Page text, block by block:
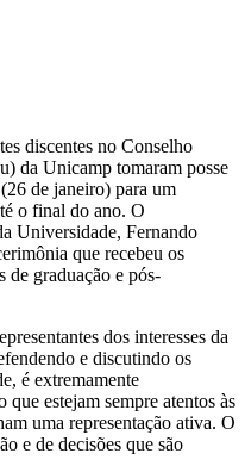
discentes no Conselho
da Unicamp tomaram posse
de janeiro) para um
o final do ano. O
Universidade, Fernando
que recebeu os
de graduação e pós-
dos interesses da
e discutindo os
é extremamente
estejam sempre atentos às
uma representação ativa. O
e de decisões que são